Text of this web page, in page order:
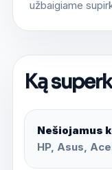
užbaigiame
Ką
Nešiojamus
HP, Asus,